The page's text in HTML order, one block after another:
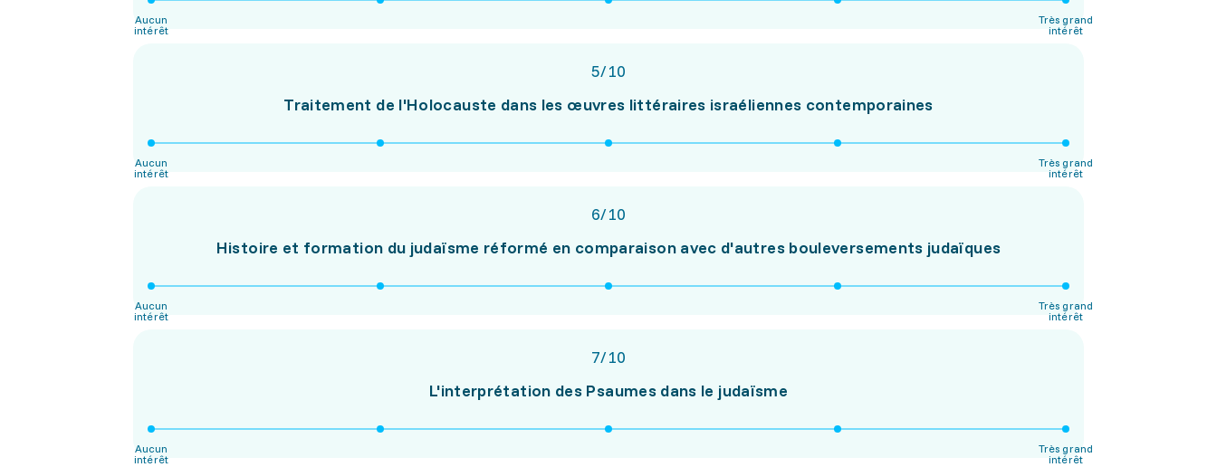
Aucun
intérêt
Très grand
intérêt
5/10
Traitement de l'Holocauste dans les œuvres littéraires israéliennes contemporaines
Aucun
intérêt
Très grand
intérêt
6/10
Histoire et formation du judaïsme réformé en comparaison avec d'autres bouleversements judaïques
Aucun
intérêt
Très grand
intérêt
7/10
L'interprétation des Psaumes dans le judaïsme
Aucun
intérêt
Très grand
intérêt